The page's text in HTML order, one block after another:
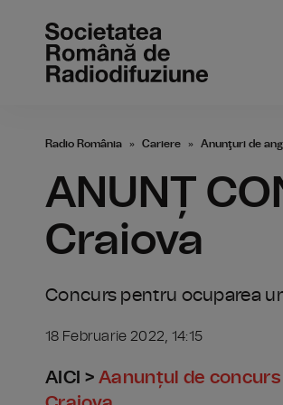
Radio România Cariere Anunţuri de
ANUNȚ
Craiova
Concurs pentru ocuparea
18 Februarie 2022, 14:15
AICI >Aanunțul de